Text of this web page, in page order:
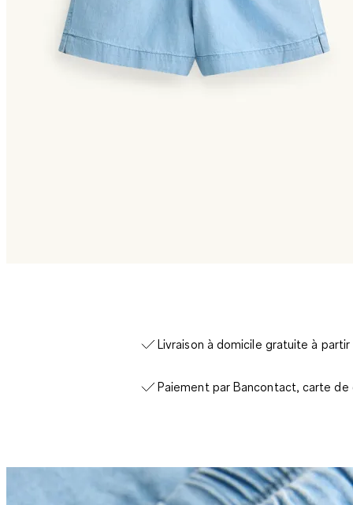
Livraison à domicile gratuite à
Paiement par Bancontact, carte